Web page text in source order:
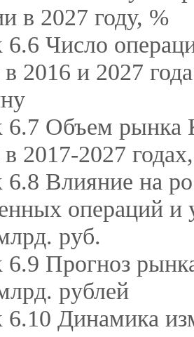
в 2027 году, %
6.6 Число
2016 и 2027
6.7 Объем рынка
в 2017-2027
6.8 Влияние на
операций и
руб.
6.9 Прогноз
рублей
6.10 Динамика